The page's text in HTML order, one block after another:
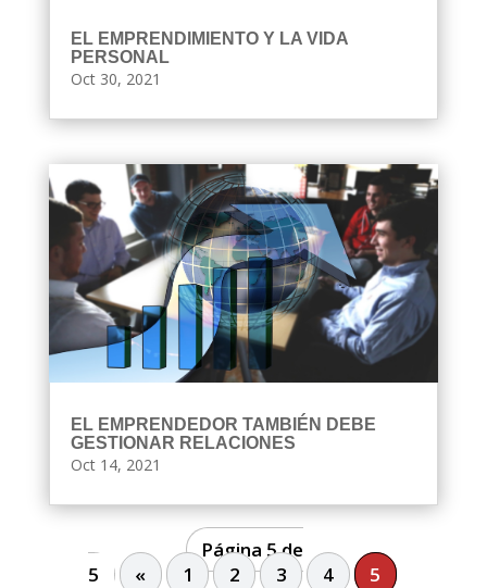
EL EMPRENDIMIENTO Y LA VIDA
PERSONAL
Oct 30, 2021
EL EMPRENDEDOR TAMBIÉN DEBE
GESTIONAR RELACIONES
Oct 14, 2021
Página 5 de
5
« 1 2 3 4 5